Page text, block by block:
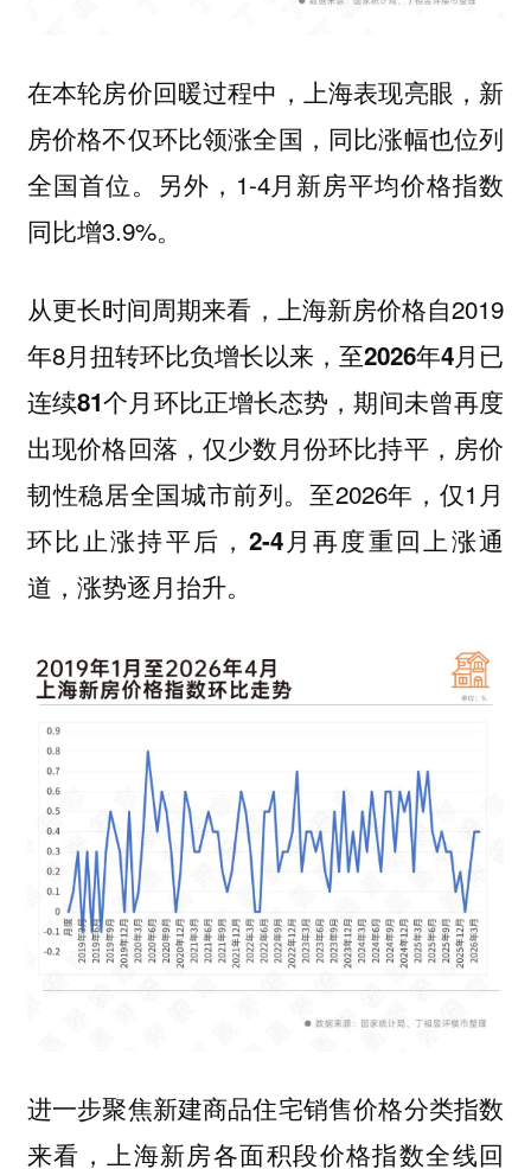
在本轮房价回暖过程中，上海表现亮眼， 新
房价格不仅环比领涨全国，同比涨幅也位列
全国首位。另外，1-4月新房平均价格指数
同比增3.9%。
从更长时间周期来看，上海新房价格自2019
年8月扭转环比负增长以来，至2026年4月已
连续81个月环比正增长态势 ，期间未曾再度
出现价格回落，仅少数月份环比持平，房价
韧性稳居全国城市前列。至2026年，仅1月
环比止涨持平后， 2-4月再度重回上涨通
道，涨势逐月抬升。
进一步聚焦新建商品住宅销售价格分类指数
来看， 上海新房各面积段价格指数全线回